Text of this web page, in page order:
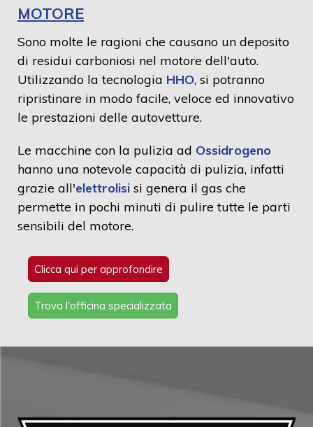
MOTORE
Sono molte le ragioni che causano un deposito
di residui carboniosi nel motore dell'auto.
Utilizzando la tecnologia HHO, si potranno
ripristinare in modo facile, veloce ed innovativo
le prestazioni delle autovetture.
Le macchine con la pulizia ad Ossidrogeno
hanno una notevole capacità di pulizia, infatti
grazie all'elettrolisi si genera il gas che
permette in pochi minuti di pulire tutte le parti
sensibili del motore.
Clicca qui per approfondire
Trova l'officina specializzata